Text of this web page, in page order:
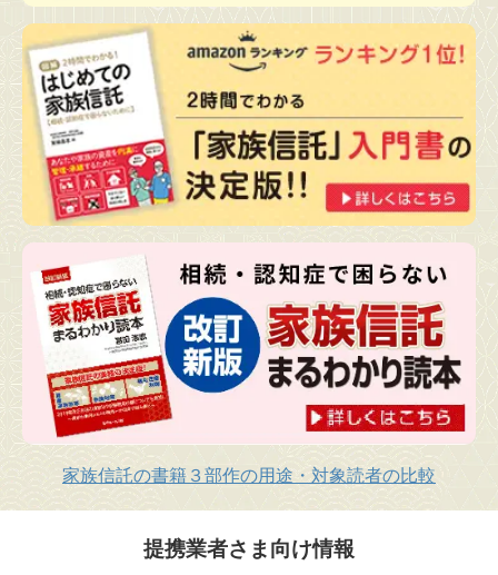
家族信託の書籍３部作の用途・対象読者の比較
提携業者さま向け情報